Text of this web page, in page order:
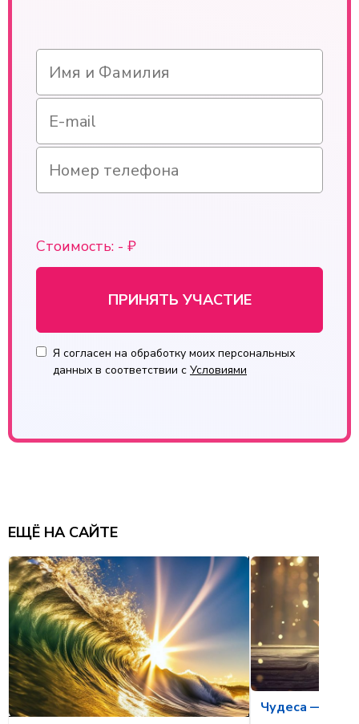
Стоимость: - ₽
ПРИНЯТЬ УЧАСТИЕ
Я согласен на обработку моих персональных
данных в соответствии с Условиями
ЕЩЁ НА САЙТЕ
Чудеса —